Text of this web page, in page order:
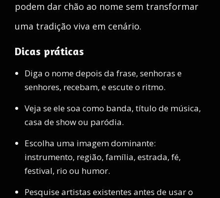
podem dar chão ao nome sem transformar
uma tradição viva em cenário.
Dicas práticas
Diga o nome depois da frase, senhoras e
senhores, recebam, e escute o ritmo.
Veja se ele soa como banda, título de música,
casa de show ou paródia.
Escolha uma imagem dominante:
instrumento, região, família, estrada, fé,
festival, rio ou humor.
Pesquise artistas existentes antes de usar o